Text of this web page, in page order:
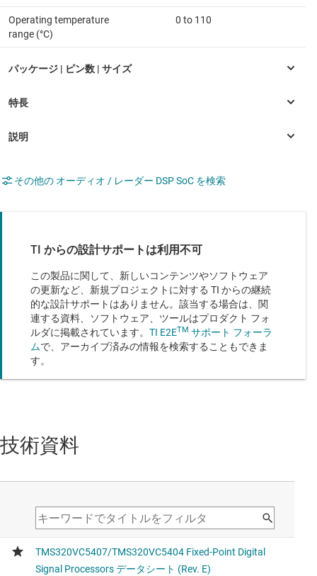
Operating temperature
range (°C)
0 to 110
その他の オーディオ / レーダー DSP SoC を検索
TI からの設計サポートは利用不可
この製品に関して、新しいコンテンツやソフトウェア
の更新など、新規プロジェクトに対する TI からの継続
的な設計サポートはありません。該当する場合は、関
連する資料、ソフトウェア、ツールはプロダクト フォ
ルダに掲載されています。 TI E2ETM サポート フォーラ
ムで、アーカイブ済みの情報を検索することもできま
す。
技術資料